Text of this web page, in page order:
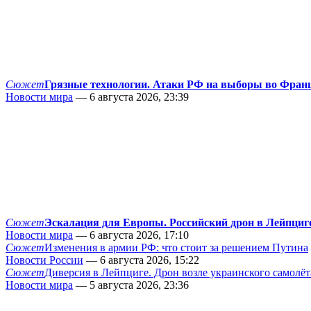
СюжетГрязные технологии. Атаки РФ на выборы во
Новости мира — 6 августа 2026, 23:39
СюжетЭскалация для Европы. Российский дрон в
Новости мира — 6 августа 2026, 17:10
СюжетИзменения в армии РФ: что стоит за решением Путина
Новости России — 6 августа 2026, 15:22
СюжетДиверсия в Лейпциге. Дрон возле украинского
Новости мира — 5 августа 2026, 23:36